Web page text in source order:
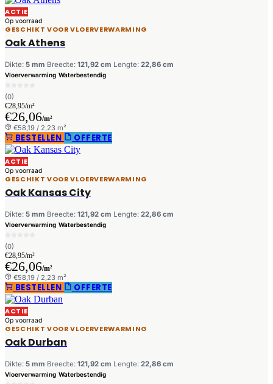
ACTIE
Op voorraad
GESCHIKT VOOR VLOERVERWARMING
Oak Athens
Dikte: 5 mm Breedte: 121,92 cm Lengte: 22,86 cm
Vloerverwarming Waterbestendig
(0)
€28,95/m²
€26,06/m²
€58,19 / 2,23 m²
BESTELLEN OFFERTE
ACTIE
Op voorraad
GESCHIKT VOOR VLOERVERWARMING
Oak Kansas City
Dikte: 5 mm Breedte: 121,92 cm Lengte: 22,86 cm
Vloerverwarming Waterbestendig
(0)
€28,95/m²
€26,06/m²
€58,19 / 2,23 m²
BESTELLEN OFFERTE
ACTIE
Op voorraad
GESCHIKT VOOR VLOERVERWARMING
Oak Durban
Dikte: 5 mm Breedte: 121,92 cm Lengte: 22,86 cm
Vloerverwarming Waterbestendig